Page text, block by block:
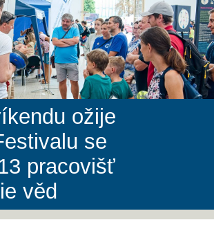
ožije
se
pracovišť
věd